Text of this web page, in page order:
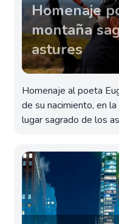
Homenaje
montaña
astures
Homenaje al poeta
de su nacimiento, en
lugar sagrado de los